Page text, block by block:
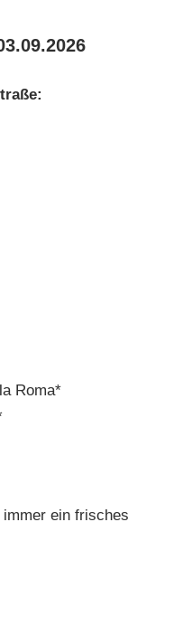
Roma*
ein frisches